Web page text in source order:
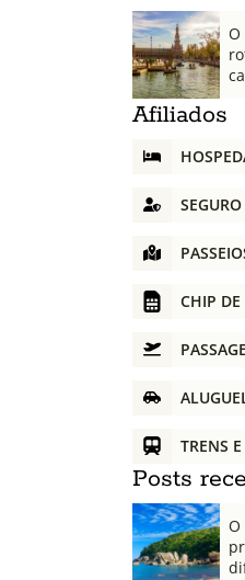
O
Afiliados
CHIP DE
TRENS
Posts
O